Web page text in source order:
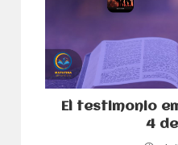
El testimonio
4